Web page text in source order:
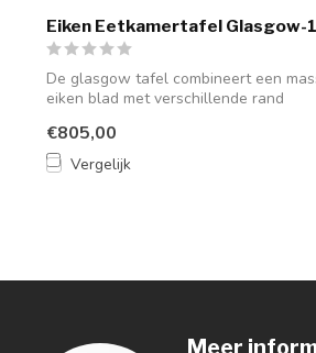
Eiken Eetkamertafel Glasgow-1
De glasgow tafel combineert een
eiken blad met verschillende rand
€805,00
Vergelijk